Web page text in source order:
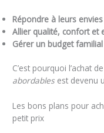
Répondre à leurs
Allier qualité, confort et
Gérer un budget
C’est pourquoi l’achat
abordablesest devenu
Les bons plans pour
petit prix